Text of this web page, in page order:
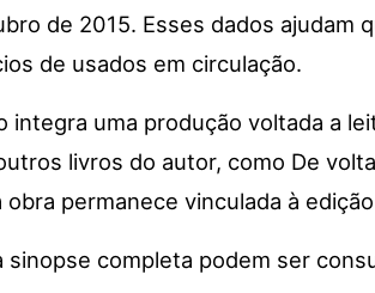
de 2015. Esses dados ajudam
de usados em circulação.
integra uma produção voltada a
livros do autor, como De
permanece vinculada à
completa podem ser